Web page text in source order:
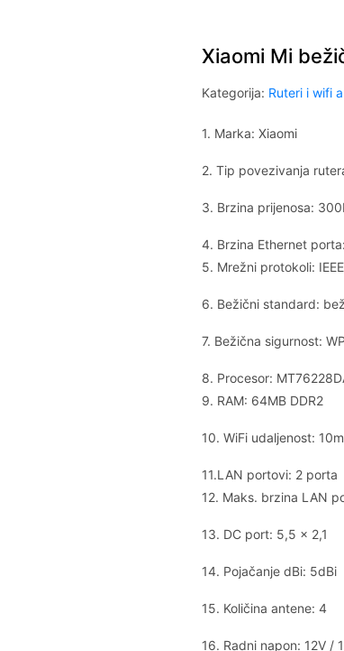
Xiaomi Mi
Kategorija: Ruteri i wifi
1. Marka: Xiaomi
2. Tip povezivanja
3. Brzina prijenosa:
4. Brzina Ethernet
5. Mrežni protokoli:
6. Bežični standard:
7. Bežična sigurnost:
8. Procesor:
9. RAM: 64MB DDR2
10. WiFi udaljenost: 10m
11.LAN portovi: 2 porta
12. Maks. brzina LAN
13. DC port: 5,5 x 2,1
14. Pojačanje dBi: 5dBi
15. Količina antene: 4
16. Radni napon: 12V /